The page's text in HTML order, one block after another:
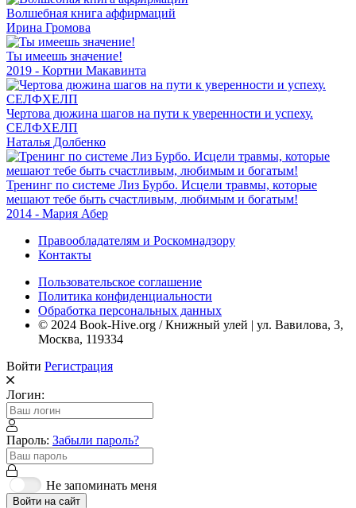
Волшебная книга аффирмаций
Ирина Громова
Ты имеешь значение!
2019 - Кортни Макавинта
Чертова дюжина шагов на пути к уверенности и успеху.
СЕЛФХЕЛП
Наталья Долбенко
Тренинг по системе Лиз Бурбо. Исцели травмы, которые
мешают тебе быть счастливым, любимым и богатым!
2014 - Мария Абер
Правообладателям и Роскомнадзору
Контакты
Пользовательское соглашение
Политика конфиденциальности
Обработка персональных данных
© 2024 Book-Hive.org / Книжный улей | ул. Вавилова, 3,
Москва, 119334
Войти Регистрация
Логин:
Пароль: Забыли пароль?
Не запоминать меня
Войти на сайт